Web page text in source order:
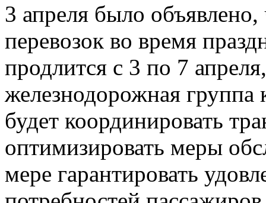
3 апреля было
перевозок во время
продлится с 3 по 7
железнодорожная
будет координировать
оптимизировать меры
мере гарантировать